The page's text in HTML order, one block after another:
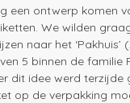
een ontwerp komen
We wilden
naar het ‘Pakhuis’
5 binnen de familie
dit idee werd terzijde
op de verpakking